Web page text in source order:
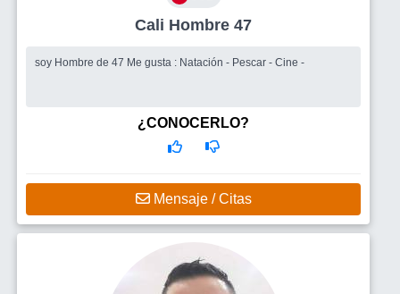
Cali Hombre 47
soy Hombre de 47 Me gusta : Natación - Pescar - Cine -
¿CONOCERLO?
Mensaje / Citas